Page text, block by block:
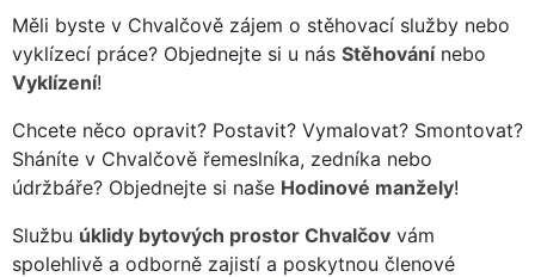
Měli byste v Chvalčově zájem o stěhovací služby nebo
vyklízecí práce? Objednejte si u nás Stěhovánínebo
Vyklízení!
Chcete něco opravit? Postavit? Vymalovat? Smontovat?
Sháníte v Chvalčově řemeslníka, zedníka nebo
údržbáře? Objednejte si naše Hodinové manžely!
Službu úklidy bytových prostor Chvalčov vám
spolehlivě a odborně zajistí a poskytnou členové